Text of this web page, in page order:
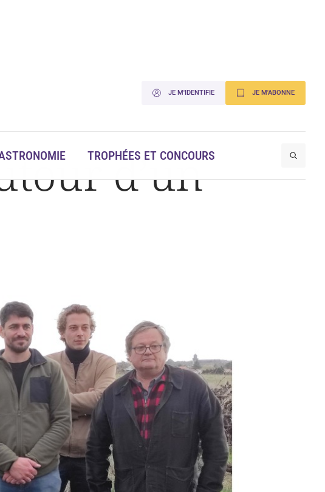
JE M'IDENTIFIE JE M'ABONNE
TROPHÉES ET CONCOURS
d’un